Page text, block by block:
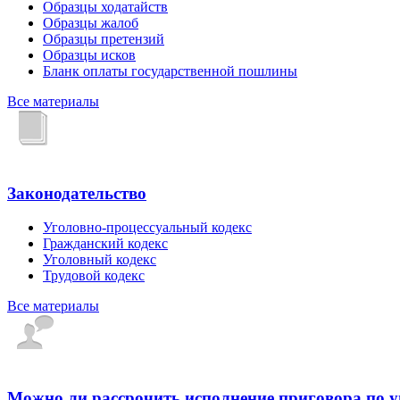
Образцы ходатайств
Образцы жалоб
Образцы претензий
Образцы исков
Бланк оплаты государственной пошлины
Все материалы
Законодательство
Уголовно-процессуальный кодекс
Гражданский кодекс
Уголовный кодекс
Трудовой кодекс
Все материалы